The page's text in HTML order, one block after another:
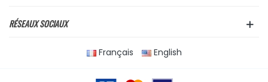
RÉSEAUX SOCIAUX
Français English